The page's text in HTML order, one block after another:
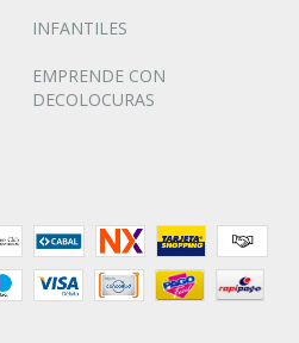
INFANTILES
EMPRENDE CON
DECOLOCURAS